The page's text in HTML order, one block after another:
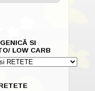
SI
LOW CARB